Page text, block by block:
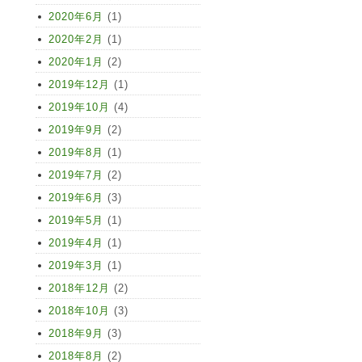
2020年6月 (1)
2020年2月 (1)
2020年1月 (2)
2019年12月 (1)
2019年10月 (4)
2019年9月 (2)
2019年8月 (1)
2019年7月 (2)
2019年6月 (3)
2019年5月 (1)
2019年4月 (1)
2019年3月 (1)
2018年12月 (2)
2018年10月 (3)
2018年9月 (3)
2018年8月 (2)